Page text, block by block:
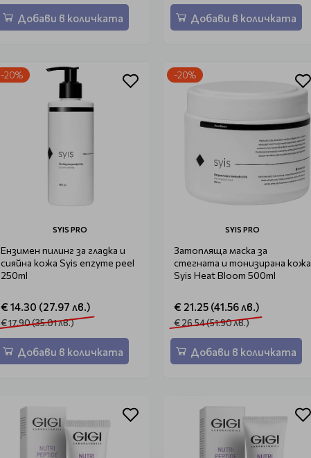
Добави в количката Добави в количката
-20%
SYIS PRO
Ензимен пилинг за гладка и
сияйна кожа Syis enzyme peel
250ml
€ 14.30 (27.97 лв.)
€ 17.90 (35.01 лв.)
Добави в количката
-20%
SYIS PRO
Затопляща маска за
стегната и тонизирана кожа
Syis Heat Bloom 500ml
€ 21.25 (41.56 лв.)
€ 26.54 (51.90 лв.)
Добави в количката